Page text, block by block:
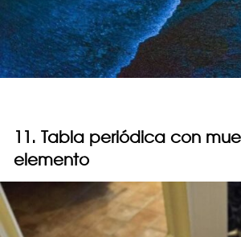
11. Tabla periódica con
elemento